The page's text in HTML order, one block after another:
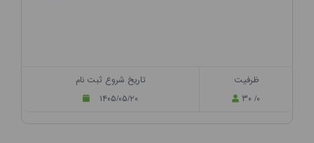
تاریخ شروع ثبت نام
۱۴۰۵/۰۵/۲۰
ظرفیت
۳۰ /۰